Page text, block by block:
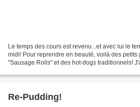
Le temps des cours est revenu...et avec lui le
midi! Pour reprendre en beauté, voilà des
"Sausage Rolls" et des hot-dogs traditionnels!
Re-Pudding!